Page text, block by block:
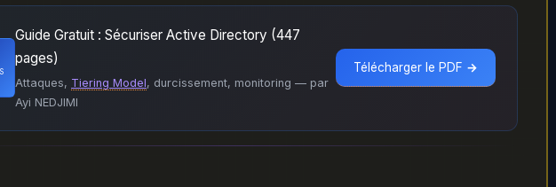
Guide Gratuit : Sécuriser Active Directory (447
pages)
Attaques, Tiering Model, durcissement, monitoring — par
Ayi NEDJIMI
Télécharger le PDF →